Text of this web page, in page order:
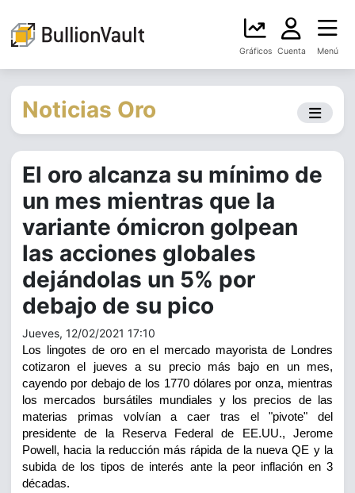
Gráficos Cuenta Menú
Noticias Oro
El oro alcanza su mínimo de
un mes mientras que la
variante ómicron golpean
las acciones globales
dejándolas un 5% por
debajo de su pico
Jueves, 12/02/2021 17:10
Los lingotes de oro en el mercado mayorista de Londres
cotizaron el jueves a su precio más bajo en un mes,
cayendo por debajo de los 1770 dólares por onza, mientras
los mercados bursátiles mundiales y los precios de las
materias primas volvían a caer tras el "pivote" del
presidente de la Reserva Federal de
EE.UU., Jerome
Powell, hacia la reducción más rápida de la nueva QE y la
subida de los tipos de interés antela peor inflación en 3
décadas.